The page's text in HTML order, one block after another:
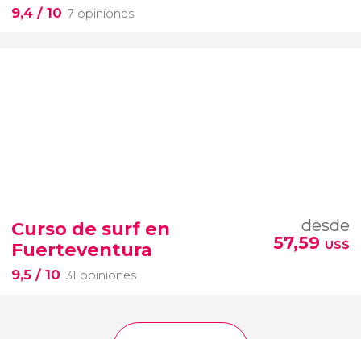
9,4 / 10 7 opiniones
Curso de surf en
Fuerteventura
9,5 / 10 31 opiniones
desde
57,59 US$